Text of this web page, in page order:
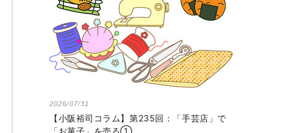
2026/07/31
【小阪裕司コラム】第235回：「手芸店」で
「お菓子」を売る①